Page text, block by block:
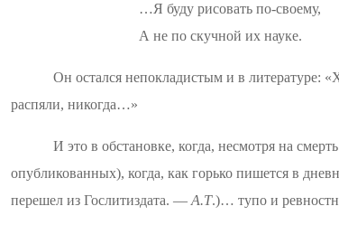
…Я буду рисовать по-своему,
А не по скучной их науке.
Он остался непокладистым и в литературе:
распяли, никогда…»
И это в обстановке, когда, несмотря на
опубликованных), когда, как горько пишется в
перешел из Гослитиздата. — А.Т.)… тупо и